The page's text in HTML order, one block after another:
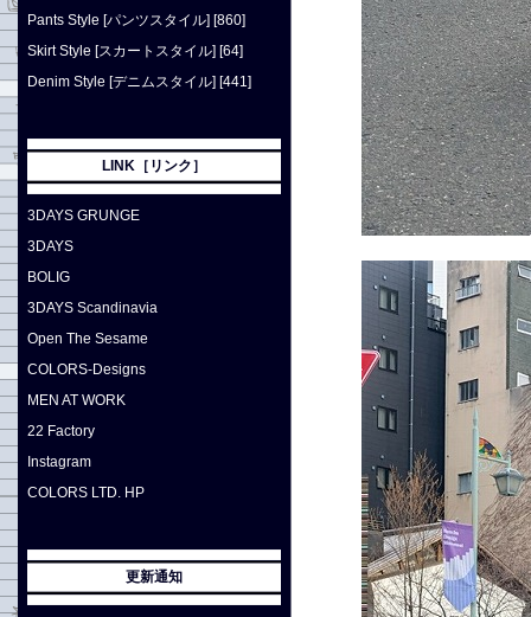
Pants Style [パンツスタイル] [860]
Skirt Style [スカートスタイル] [64]
Denim Style [デニムスタイル] [441]
LINK［リンク］
3DAYS GRUNGE
3DAYS
BOLIG
3DAYS Scandinavia
Open The Sesame
COLORS-Designs
MEN AT WORK
22 Factory
Instagram
COLORS LTD. HP
更新通知